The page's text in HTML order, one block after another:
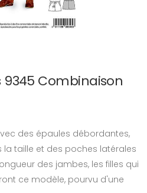
9345 Combinaison
des épaules débordantes,
taille et des poches latérales
des jambes, les filles qui
ce modèle, pourvu d'une